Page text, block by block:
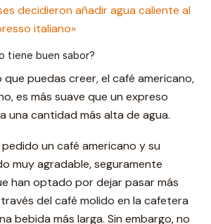
decidieron añadir agua caliente al
italiano»
tiene buen sabor?
puedas creer, el café americano,
es más suave que un expreso
una cantidad más alta de agua.
pedido un café americano y su
muy agradable, seguramente
han optado por dejar pasar más
del café molido en la cafetera
bebida más larga. Sin embargo, no